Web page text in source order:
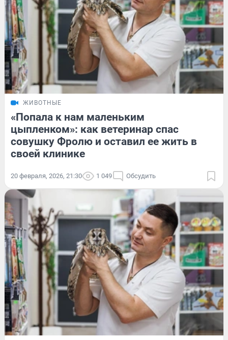
ЖИВОТНЫЕ
«Попала к нам маленьким
цыпленком»: как ветеринар спас
совушку Фролю и оставил ее жить в
своей клинике
20 февраля, 2026, 21:30 1 049 Обсудить